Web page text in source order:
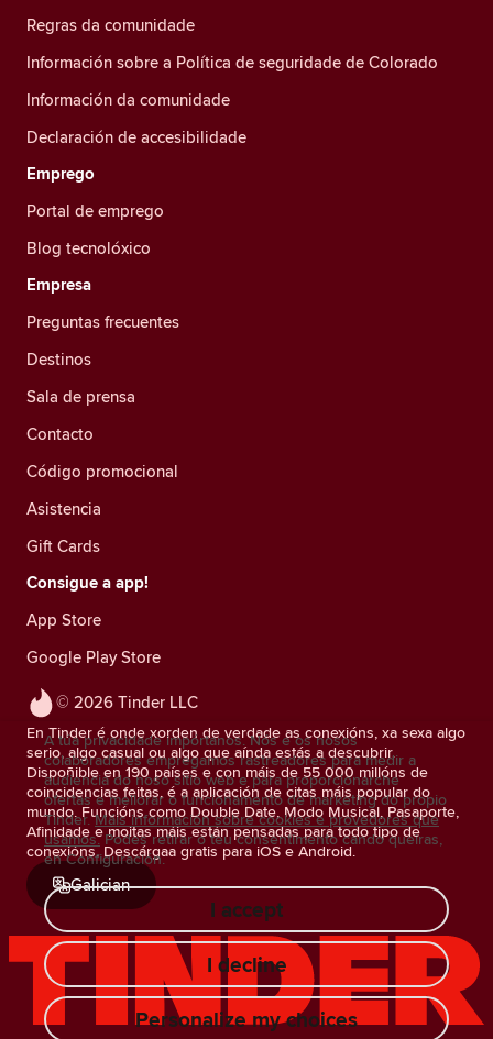
© 2026 Tinder LLC
En Tinder é onde xorden de verdade as conexións, xa sexa algo
serio, algo casual ou algo que aínda estás a descubrir.
Dispoñible en 190 países e con máis de 55 000 millóns de
coincidencias feitas, é a aplicación de citas máis popular do
mundo. Funcións como Double Date, Modo Musical, Pasaporte,
Afinidade e moitas máis están pensadas para todo tipo de
conexións. Descárgaa gratis para iOS e Android.
Galician
Regras da comunidade
Información sobre a Política de seguridade de Colorado
Información da comunidade
Declaración de accesibilidade
Emprego
Portal de emprego
Blog tecnolóxico
Empresa
Preguntas frecuentes
Destinos
Sala de prensa
Contacto
Código promocional
Asistencia
Gift Cards
Consigue a app!
App Store
Google Play Store
A túa privacidade impórtanos. Nós e os nosos
colaboradores empregamos rastreadores para medir a
audiencia do noso sitio web e para proporcionarche
ofertas e mellorar o funcionamento de marketing do propio
Tinder. Máis información sobre cookies e provedores que
usamos. Podes retirar o teu consentimento cando queiras,
en Configuración.
I accept
I decline
Personalize my choices